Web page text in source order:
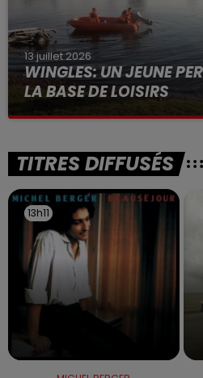
13 juillet 2026
WINGLES: UN JEUNE
LA BASE DE LOISIRS
La victime a coulé à pic
TITRES DIFFUSÉS
13h11
13h11